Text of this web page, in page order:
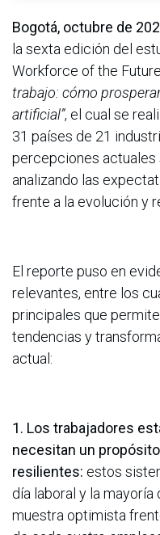
Bogotá, octubre de
la sexta edición del
Workforce of the
trabajo: cómo
artificial”, el cual se
31 países de 21
percepciones actuales
analizando las
frente a la evolución y
El reporte puso en
relevantes, entre los
principales que
tendencias y
actual:
1. Los trabajadores
necesitan un
resilientes: estos
día laboral y la
muestra optimista